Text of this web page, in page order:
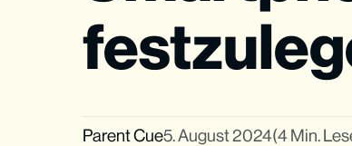
Parent Cue5. August 2024(4 Min.